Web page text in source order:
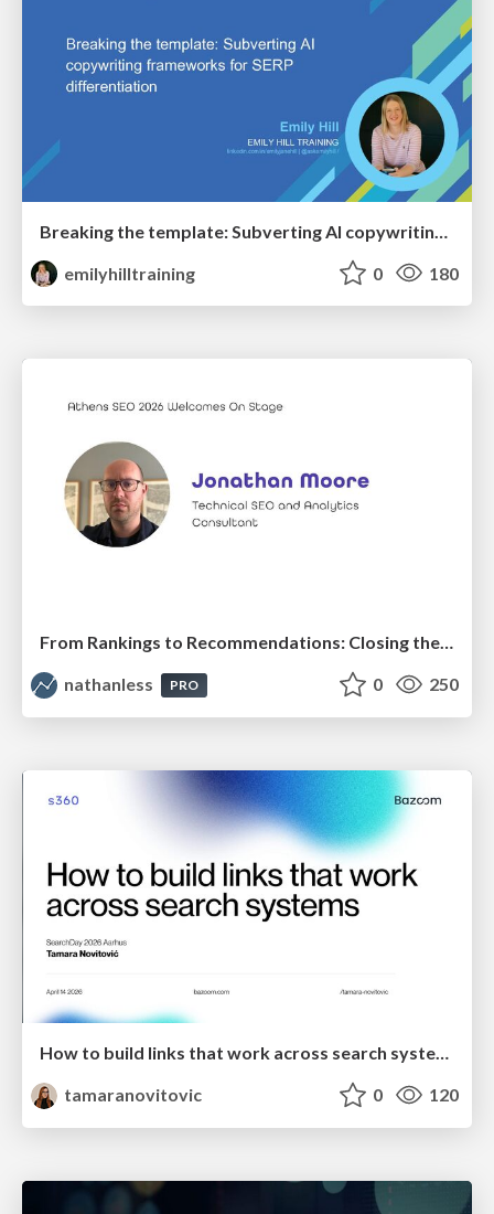
emilyhilltraining
0 180
From Rankings to Recommendations: Closing the Measurement Chasm
nathanless
PRO 0 250
How to build links that work across search systems
tamaranovitovic
0 120